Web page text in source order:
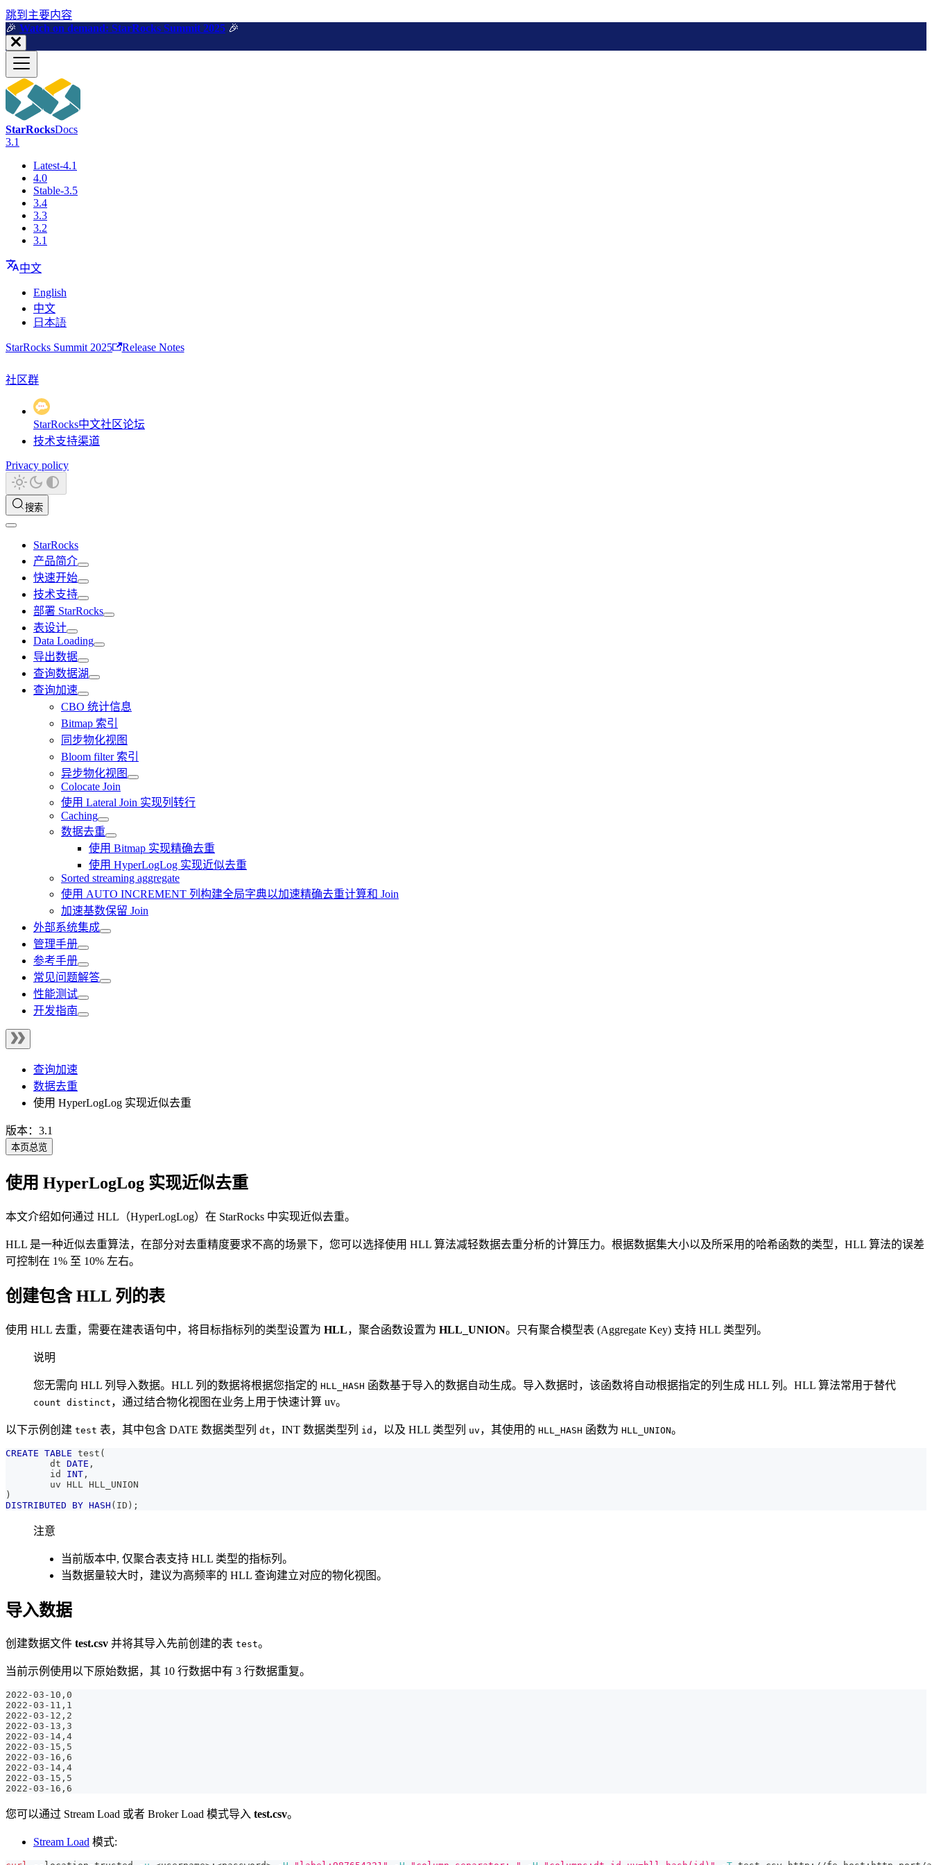
跳到主要内容
🎉️ Watch on demand: StarRocks Summit 2025 🎉️
StarRocksDocs
3.1
Latest-4.1
4.0
Stable-3.5
3.4
3.3
3.2
3.1
中文
English
中文
日本語
StarRocks Summit 2025 Release Notes
社区群
StarRocks中文社区论坛
技术支持渠道
Privacy policy
搜索
StarRocks
产品简介
快速开始
技术支持
部署 StarRocks
表设计
Data Loading
导出数据
查询数据湖
查询加速
CBO 统计信息
Bitmap 索引
同步物化视图
Bloom filter 索引
异步物化视图
Colocate Join
使用 Lateral Join 实现列转行
Caching
数据去重
使用 Bitmap 实现精确去重
使用 HyperLogLog 实现近似去重
Sorted streaming aggregate
使用 AUTO INCREMENT 列构建全局字典以加速精确去重计算和 Join
加速基数保留 Join
外部系统集成
管理手册
参考手册
常见问题解答
性能测试
开发指南
查询加速
数据去重
使用 HyperLogLog 实现近似去重
版本：3.1
本页总览
使用 HyperLogLog 实现近似去重
本文介绍如何通过 HLL（HyperLogLog）在 StarRocks 中实现近似去重。
HLL 是一种近似去重算法，在部分对去重精度要求不高的场景下，您可以选择使用 HLL 算法减轻数据去重分析的计算压力。根据数据集大小以及所采用的哈希函数的类型，HLL 算法的误差
可控制在 1% 至 10% 左右。
创建包含 HLL 列的表
使用 HLL 去重，需要在建表语句中，将目标指标列的类型设置为 HLL，聚合函数设置为 HLL_UNION。只有聚合模型表 (Aggregate Key) 支持 HLL 类型列。
说明
您无需向 HLL 列导入数据。HLL 列的数据将根据您指定的 HLL_HASH 函数基于导入的数据自动生成。导入数据时，该函数将自动根据指定的列生成 HLL 列。HLL 算法常用于替代
count distinct ，通过结合物化视图在业务上用于快速计算 uv。
以下示例创建 test 表，其中包含 DATE 数据类型列 dt ，INT 数据类型列 id ，以及 HLL 类型列 uv ，其使用的 HLL_HASH 函数为 HLL_UNION。
CREATE TABLE test (
        dt
DATE ,
        id
INT ,
        uv HLL HLL_UNION
)
DISTRIBUTED
BY HASH ( ID ) ;
注意
当前版本中, 仅聚合表支持 HLL 类型的指标列。
当数据量较大时，建议为高频率的 HLL 查询建立对应的物化视图。
导入数据
创建数据文件 test.csv 并将其导入先前创建的表 test。
当前示例使用以下原始数据，其 10 行数据中有 3 行数据重复。
2022-03-10,0
2022-03-11,1
2022-03-12,2
2022-03-13,3
2022-03-14,4
2022-03-15,5
2022-03-16,6
2022-03-14,4
2022-03-15,5
2022-03-16,6
您可以通过 Stream Load 或者 Broker Load 模式导入 test.csv。
Stream Load 模式: